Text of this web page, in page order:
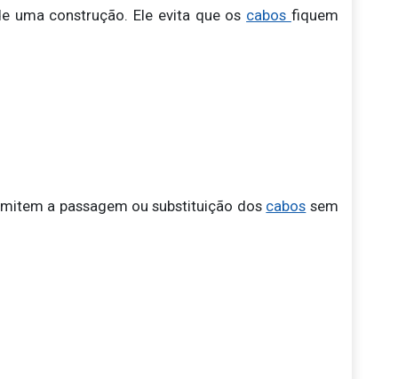
uma construção. Ele evita que os cabos fiquem
a passagem ou substituição dos cabos sem